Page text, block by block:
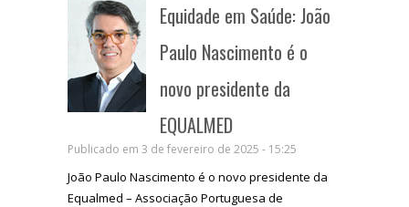
Equidade em Saúde: João
Paulo Nascimento é o
novo presidente da
EQUALMED
Publicado em 3 de fevereiro de 2025 - 15:25
João Paulo Nascimento é o novo presidente da
Equalmed – Associação Portuguesa de